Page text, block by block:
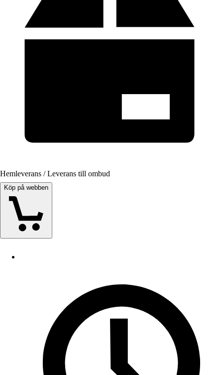
Hemleverans / Leverans till ombud
Köp på webben